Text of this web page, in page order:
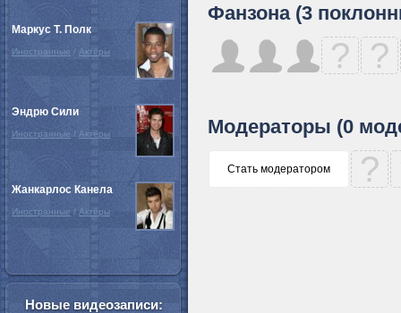
Фанзона (3
? ?
Модераторы (0
Стать модератором ?
Маркус Т. Полк
Иностранные / Актёры
Эндрю Сили
Иностранные / Актёры
Жанкарлос Канела
Иностранные / Актёры
Новые видеозаписи: